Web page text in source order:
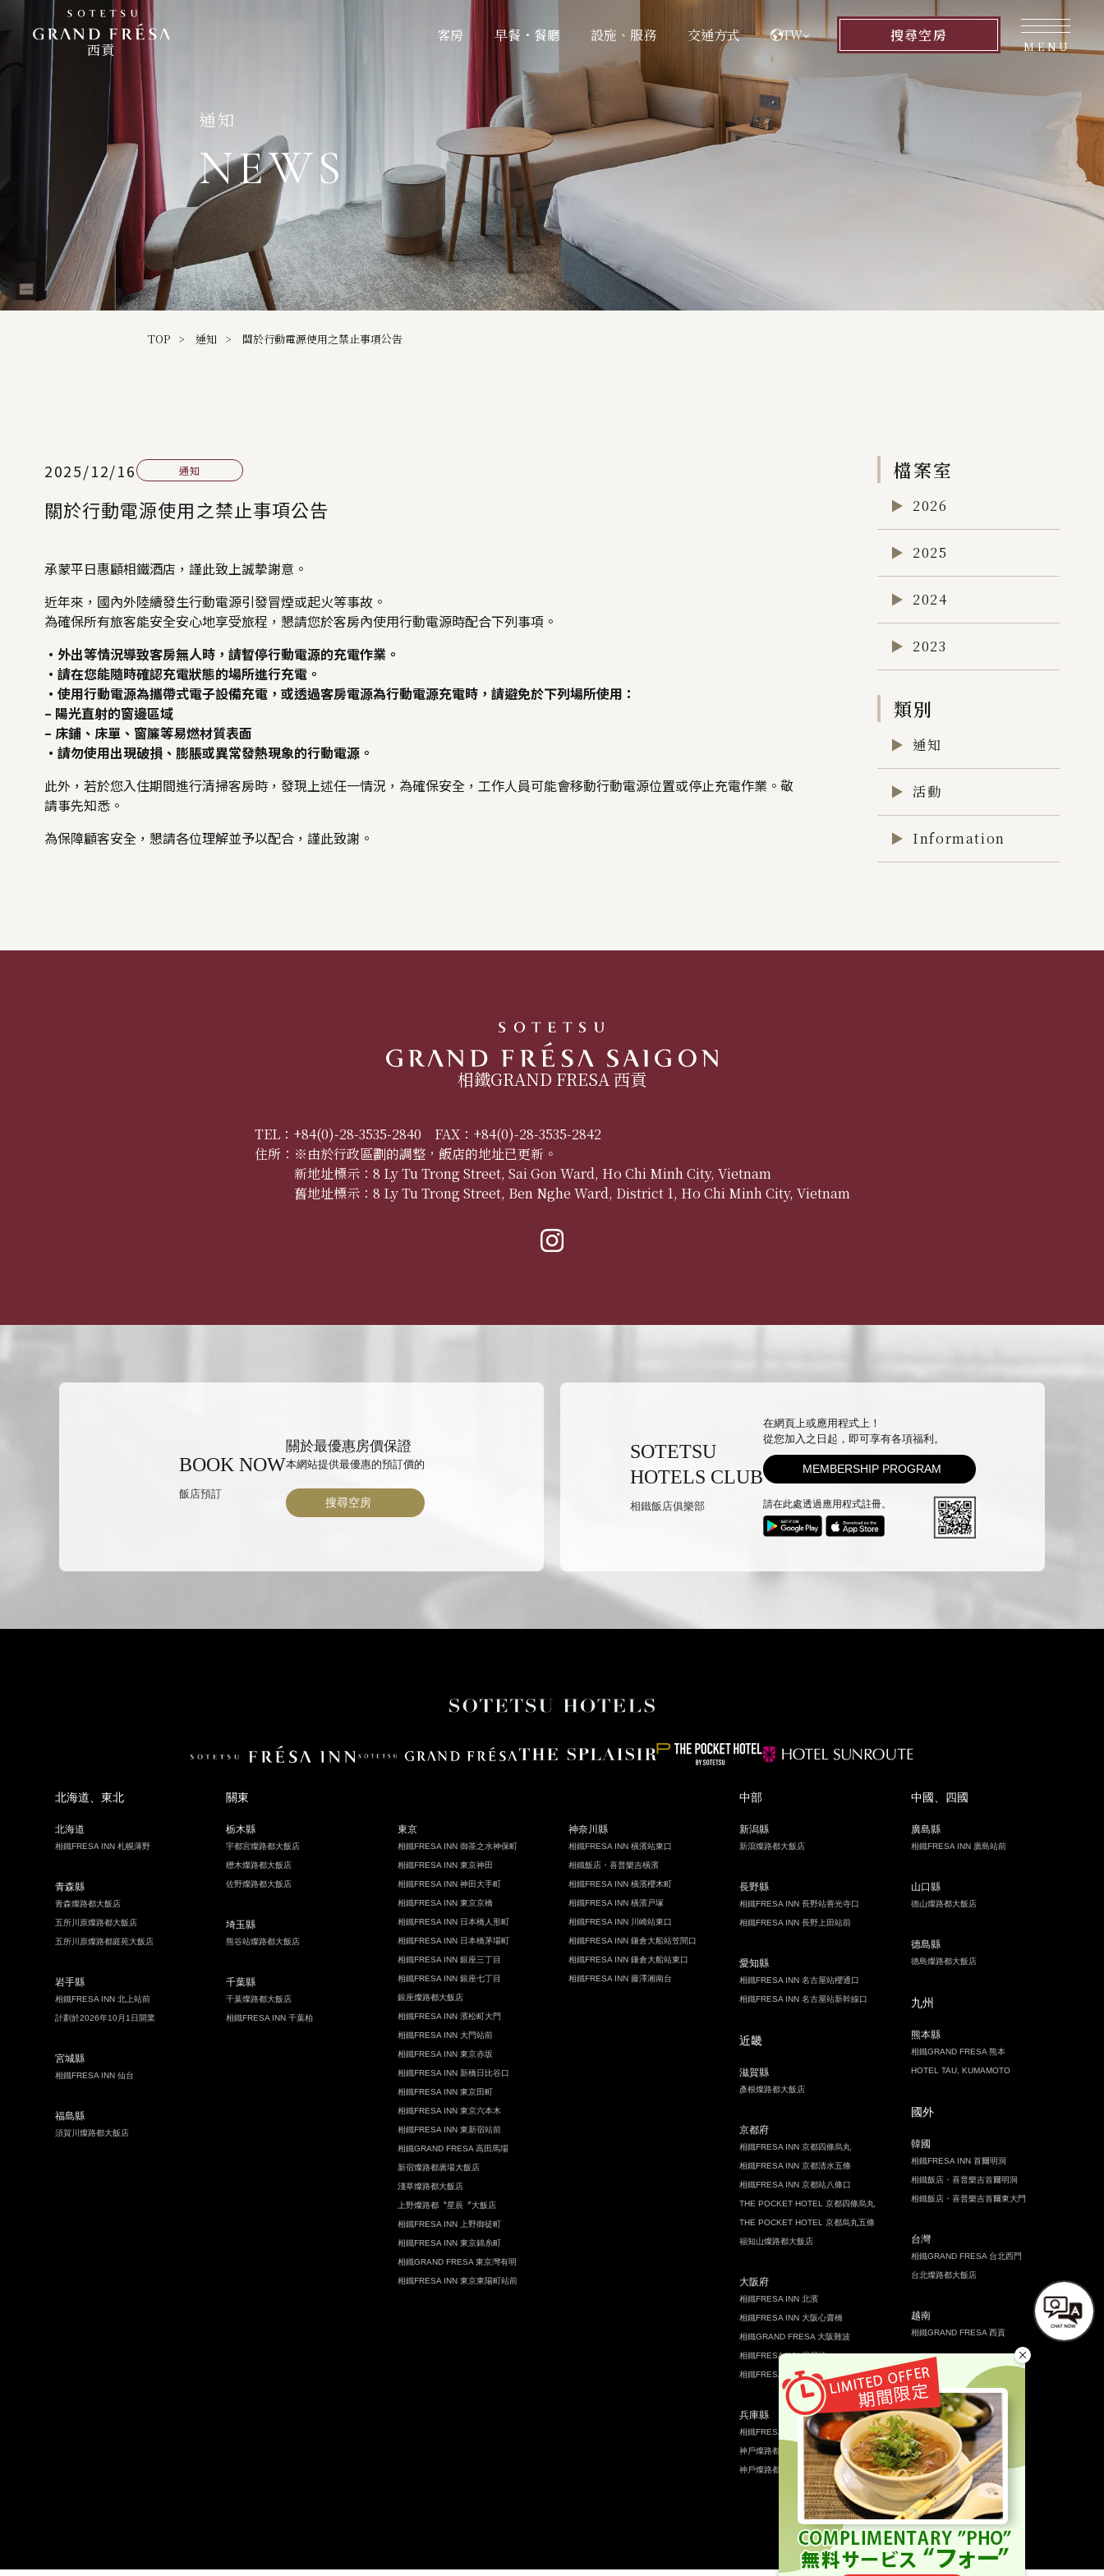
西貢
客房 早餐・餐廳 設施、服務 交通方式 TW 搜尋空房
MENU
通知
NEWS
TOP 通知 關於行動電源使用之禁止事項公告
2025/12/16 通知
關於行動電源使用之禁止事項公告
承蒙平日惠顧相鐵酒店，謹此致上誠摯謝意。
近年來，國內外陸續發生行動電源引發冒煙或起火等事故。
為確保所有旅客能安全安心地享受旅程，懇請您於客房內使用行動電源時配合下列事項。
・外出等情況導致客房無人時，請暫停行動電源的充電作業。
・請在您能隨時確認充電狀態的場所進行充電。
・使用行動電源為攜帶式電子設備充電，或透過客房電源為行動電源充電時，請避免於下列場所使用：
– 陽光直射的窗邊區域
– 床鋪、床單、窗簾等易燃材質表面
・請勿使用出現破損、膨脹或異常發熱現象的行動電源。
此外，若於您入住期間進行清掃客房時，發現上述任一情況，為確保安全，工作人員可能會移動行動電源位置或停止充電作業。敬
請事先知悉。
為保障顧客安全，懇請各位理解並予以配合，謹此致謝。
檔案室
2026
2025
2024
2023
類別
通知
活動
Information
相鐵GRAND FRESA 西貢
TEL： +84(0)-28-3535-2840 FAX：+84(0)-28-3535-2842
住所： ※由於行政區劃的調整，飯店的地址已更新。
新地址標示：8 Ly Tu Trong Street, Sai Gon Ward, Ho Chi Minh City, Vietnam
舊地址標示：8 Ly Tu Trong Street, Ben Nghe Ward, District 1, Ho Chi Minh City, Vietnam
BOOK NOW
飯店預訂
關於最優惠房價保證
本網站提供最優惠的預訂價的
搜尋空房
SOTETSU
HOTELS CLUB
相鐵飯店俱樂部
在網頁上或應用程式上！
從您加入之日起，即可享有各項福利。
MEMBERSHIP PROGRAM
請在此處透過應用程式註冊。
北海道、東北
北海道
相鐵FRESA INN 札幌薄野
青森縣
青森燦路都大飯店
五所川原燦路都大飯店
五所川原燦路都庭苑大飯店
岩手縣
相鐵FRESA INN 北上站前
計劃於2026年10月1日開業
宮城縣
相鐵FRESA INN 仙台
福島縣
須賀川燦路都大飯店
關東
栃木縣
宇都宮燦路都大飯店
櫪木燦路都大飯店
佐野燦路都大飯店
埼玉縣
熊谷站燦路都大飯店
千葉縣
千葉燦路都大飯店
相鐵FRESA INN 千葉柏
東京
相鐵FRESA INN 御茶之水神保町
相鐵FRESA INN 東京神田
相鐵FRESA INN 神田大手町
相鐵FRESA INN 東京京橋
相鐵FRESA INN 日本橋人形町
相鐵FRESA INN 日本橋茅場町
相鐵FRESA INN 銀座三丁目
相鐵FRESA INN 銀座七丁目
銀座燦路都大飯店
相鐵FRESA INN 濱松町大門
相鐵FRESA INN 大門站前
相鐵FRESA INN 東京赤坂
相鐵FRESA INN 新橋日比谷口
相鐵FRESA INN 東京田町
相鐵FRESA INN 東京六本木
相鐵FRESA INN 東新宿站前
相鐵GRAND FRESA 高田馬場
新宿燦路都廣場大飯店
淺草燦路都大飯店
上野燦路都〝星辰〞大飯店
相鐵FRESA INN 上野御徒町
相鐵FRESA INN 東京錦糸町
相鐵GRAND FRESA 東京灣有明
相鐵FRESA INN 東京東陽町站前
神奈川縣
相鐵FRESA INN 橫濱站東口
相鐵飯店・喜普樂吉橫濱
相鐵FRESA INN 橫濱櫻木町
相鐵FRESA INN 橫濱戸塚
相鐵FRESA INN 川崎站東口
相鐵FRESA INN 鎌倉大船站笠間口
相鐵FRESA INN 鎌倉大船站東口
相鐵FRESA INN 藤澤湘南台
中部
新潟縣
新瀉燦路都大飯店
長野縣
相鐵FRESA INN 長野站善光寺口
相鐵FRESA INN 長野上田站前
愛知縣
相鐵FRESA INN 名古屋站櫻通口
相鐵FRESA INN 名古屋站新幹線口
近畿
滋賀縣
彥根燦路都大飯店
京都府
相鐵FRESA INN 京都四條烏丸
相鐵FRESA INN 京都清水五條
相鐵FRESA INN 京都站八條口
THE POCKET HOTEL 京都四條烏丸
THE POCKET HOTEL 京都烏丸五條
福知山燦路都大飯店
大阪府
相鐵FRESA INN 北濱
相鐵FRESA INN 大阪心齋橋
相鐵GRAND FRESA 大阪難波
相鐵FRESA INN 淀屋橋
相鐵FRESA INN 大阪難波站前
兵庫縣
相鐵FRESA INN 神戶三宮
神戶燦路都雅致大飯店
神戶燦路都雅致大飯店ANNESSO
中國、四國
廣島縣
相鐵FRESA INN 廣島站前
山口縣
德山燦路都大飯店
德島縣
德島燦路都大飯店
九州
熊本縣
相鐵GRAND FRESA 熊本
HOTEL TAU, KUMAMOTO
國外
韓國
相鐵FRESA INN 首爾明洞
相鐵飯店・喜普樂吉首爾明洞
相鐵飯店・喜普樂吉首爾東大門
台灣
相鐵GRAND FRESA 台北西門
台北燦路都大飯店
越南
相鐵GRAND FRESA 西貢
泰國
相鐵GRAND FRESA 曼谷